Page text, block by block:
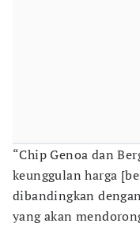
“Chip Genoa dan
keunggulan harga
dibandingkan
yang akan